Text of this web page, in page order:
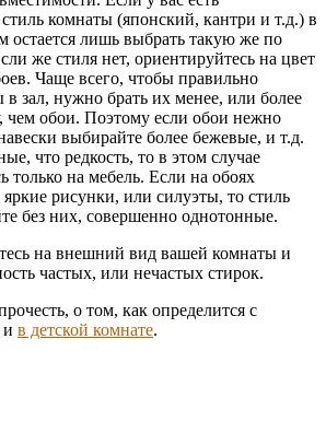
комнаты (японский, кантри и т.д.) в
остается лишь выбрать такую же по
же стиля нет, ориентируйтесь на цвет
Чаще всего, чтобы правильно
зал, нужно брать их менее, или более
чем обои. Поэтому если обои нежно
выбирайте более бежевые, и т.д.
что редкость, то в этом случае
только на мебель. Если на обоях
рисунки, или силуэты, то стиль
без них, совершенно однотонные.
на внешний вид вашей комнаты и
частых, или нечастых стирок.
о том, как определится с
и в детской комнате.